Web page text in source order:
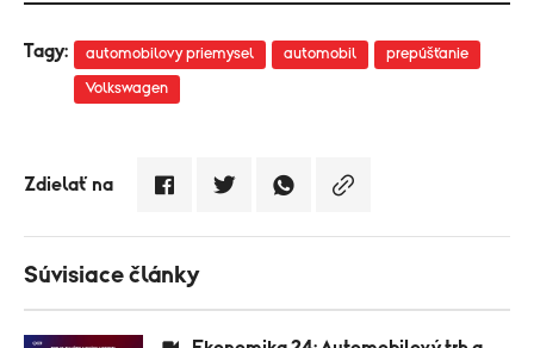
Tagy: automobilovy priemysel automobil prepúšťanie
Volkswagen
Zdielať na
Súvisiace články